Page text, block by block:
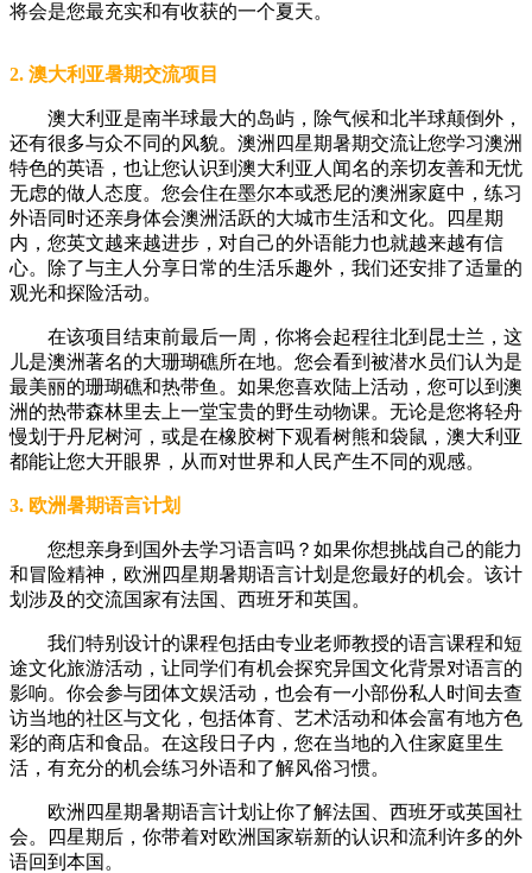
将会是您最充实和有收获的一个夏天。
2. 澳大利亚暑期交流项目
澳大利亚是南半球最大的岛屿，除气候和北半球颠倒外，
还有很多与众不同的风貌。澳洲四星期暑期交流让您学习澳洲
特色的英语，也让您认识到澳大利亚人闻名的亲切友善和无忧
无虑的做人态度。您会住在墨尔本或悉尼的澳洲家庭中，练习
外语同时还亲身体会澳洲活跃的大城市生活和文化。四星期
内，您英文越来越进步，对自己的外语能力也就越来越有信
心。除了与主人分享日常的生活乐趣外，我们还安排了适量的
观光和探险活动。
在该项目结束前最后一周，你将会起程往北到昆士兰，这
儿是澳洲著名的大珊瑚礁所在地。您会看到被潜水员们认为是
最美丽的珊瑚礁和热带鱼。如果您喜欢陆上活动，您可以到澳
洲的热带森林里去上一堂宝贵的野生动物课。无论是您将轻舟
慢划于丹尼树河，或是在橡胶树下观看树熊和袋鼠，澳大利亚
都能让您大开眼界，从而对世界和人民产生不同的观感。
3. 欧洲暑期语言计划
您想亲身到国外去学习语言吗？如果你想挑战自己的能力
和冒险精神，欧洲四星期暑期语言计划是您最好的机会。该计
划涉及的交流国家有法国、西班牙和英国。
我们特别设计的课程包括由专业老师教授的语言课程和短
途文化旅游活动，让同学们有机会探究异国文化背景对语言的
影响。你会参与团体文娱活动，也会有一小部份私人时间去查
访当地的社区与文化，包括体育、艺术活动和体会富有地方色
彩的商店和食品。在这段日子内，您在当地的入住家庭里生
活，有充分的机会练习外语和了解风俗习惯。
欧洲四星期暑期语言计划让你了解法国、西班牙或英国社
会。四星期后，你带着对欧洲国家崭新的认识和流利许多的外
语回到本国。